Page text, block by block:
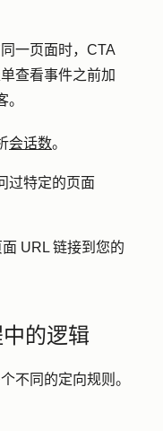
一页面时，CTA
查看事件之前加
会话数。
过特定的页面
URL 链接到您的
的逻辑
不同的定向规则。